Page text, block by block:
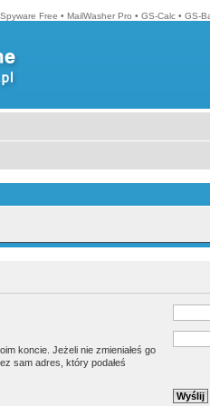
Free • MailWasher Pro • GS-Calc • GS-
koncie. Jeżeli nie zmieniałeś go
sam adres, który podałeś